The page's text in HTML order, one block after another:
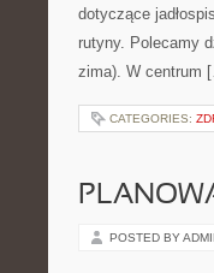
dotyczące
rutyny. Polecamy
zima). W centrum
CATEGORIES:
POSTED BY